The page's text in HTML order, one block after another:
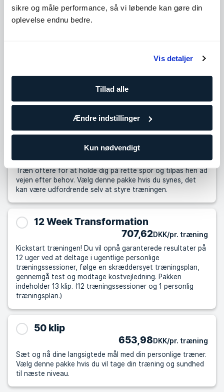
sikre og måle performance, så vi løbende kan gøre din
oplevelse endnu bedre.
Vis detaljer
Tillad alle
Ændre indstillinger
Kun nødvendigt
Level 4 Udvid
729,90DKK/pr. træning
Træn oftere for at holde dig på rette spor og tilpas hen ad
vejen efter behov. Vælg denne pakke, hvis du allerede
Træn oftere for at holde dig på rette spor og tilpas hen ad
vejen efter behov. Vælg denne pakke hvis du synes, det
kan være udfordrende selv at styre træningen.
12 Week Transformation
707,62DKK/pr. træning
Kickstart træningen! Du vil opnå garanterede resultater på
12 uger ved at deltage i ugentlige personlige
træningssessioner, følge en skræddersyet træningsplan,
gennemgå test og modtage kostvejledning. Pakken
indeholder 13 klip. (12 træningssessioner og 1 personlig
træningsplan.)
50 klip
653,98DKK/pr. træning
Sæt og nå dine langsigtede mål med din personlige træner.
Vælg denne pakke hvis du vil tage din træning og sundhed
til næste niveau.